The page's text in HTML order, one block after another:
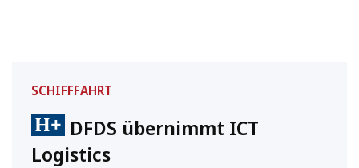
SCHIFFFAHRT
DFDS übernimmt ICT
Logistics